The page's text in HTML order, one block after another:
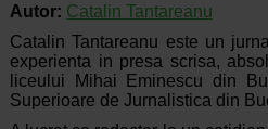
Autor: Catalin Tantareanu
Catalin Tantareanu este un
experienta in presa scrisa,
liceului Mihai Eminescu din
Superioare de Jurnalistica din